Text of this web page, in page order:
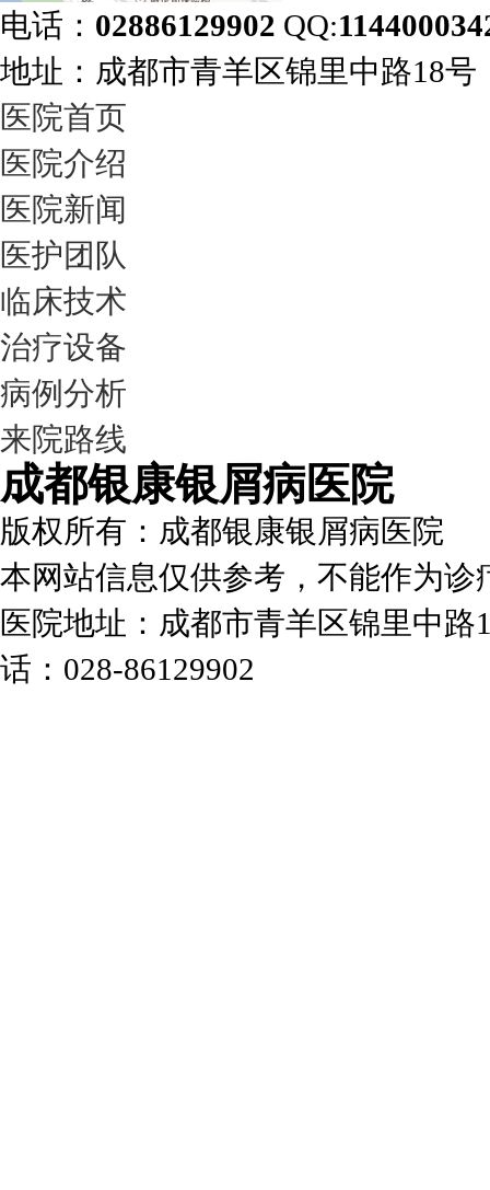
电话： 02886129902 QQ:
地址：成都市青羊区锦里中路18
医院首页
医院介绍
医院新闻
医护团队
临床技术
治疗设备
病例分析
来院路线
成都银康银屑病医院
版权所有：成都银康银屑病医院
本网站信息仅供参考，不能作为诊
医院地址：成都市青羊区锦里中
话：028-86129902